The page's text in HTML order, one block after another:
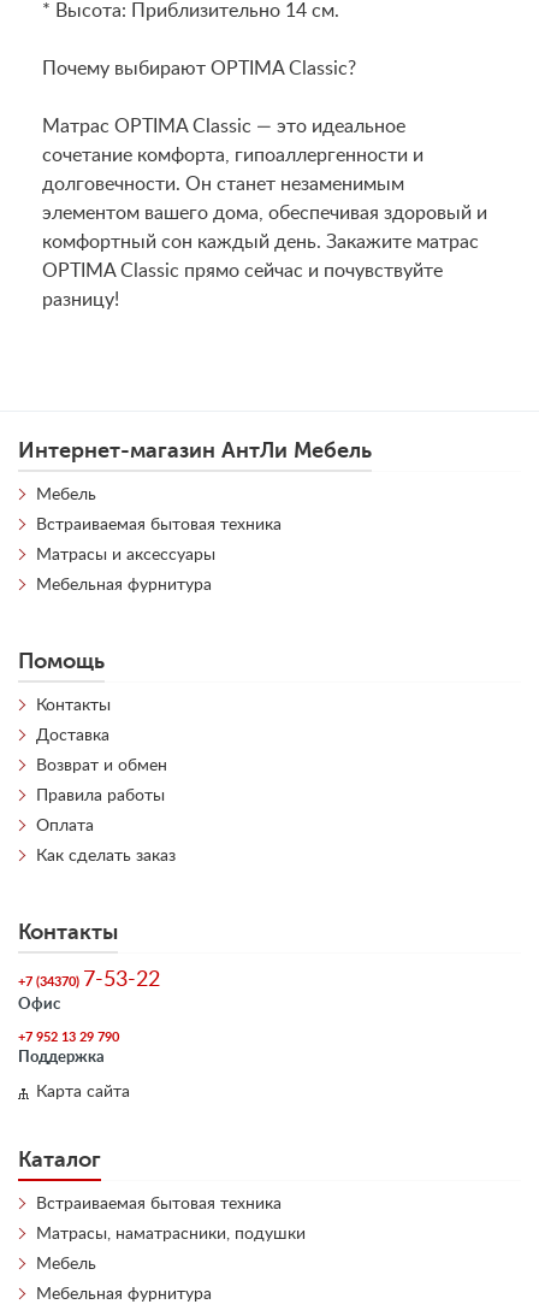
* Высота: Приблизительно 14 см.
Почему выбирают OPTIMA Classic?
Матрас OPTIMA Classic — это идеальное
сочетание комфорта, гипоаллергенности и
долговечности. Он станет незаменимым
элементом вашего дома, обеспечивая здоровый и
комфортный сон каждый день. Закажите матрас
OPTIMA Classic прямо сейчас и почувствуйте
разницу!
Интернет-магазин АнтЛи Мебель
Мебель
Встраиваемая бытовая техника
Матрасы и аксессуары
Мебельная фурнитура
Помощь
Контакты
Доставка
Возврат и обмен
Правила работы
Оплата
Как сделать заказ
Контакты
+7 (34370) 7-53-22
Офис
+7 952 13 29 790
Поддержка
Карта сайта
Каталог
Встраиваемая бытовая техника
Матрасы, наматрасники, подушки
Мебель
Мебельная фурнитура